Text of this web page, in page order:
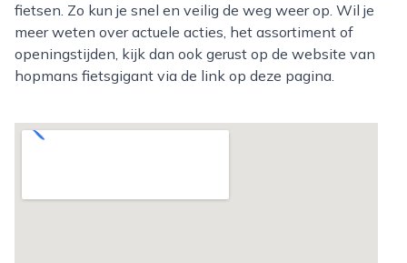
fietsen. Zo kun je snel en veilig de weg weer op. Wil je
meer weten over actuele acties, het assortiment of
openingstijden, kijk dan ook gerust op de website van
hopmans fietsgigant via de link op deze pagina.